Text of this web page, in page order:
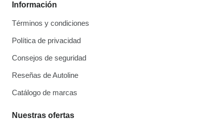
Información
Términos y condiciones
Política de privacidad
Consejos de seguridad
Reseñas de Autoline
Catálogo de marcas
Nuestras ofertas